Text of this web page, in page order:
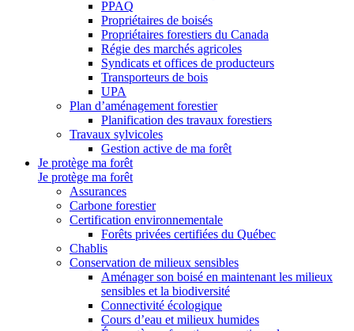
PPAQ
Propriétaires de boisés
Propriétaires forestiers du Canada
Régie des marchés agricoles
Syndicats et offices de producteurs
Transporteurs de bois
UPA
Plan d’aménagement forestier
Planification des travaux forestiers
Travaux sylvicoles
Gestion active de ma forêt
Je protège ma forêt
Je protège ma forêt
Assurances
Carbone forestier
Certification environnementale
Forêts privées certifiées du Québec
Chablis
Conservation de milieux sensibles
Aménager son boisé en maintenant les milieux
sensibles et la biodiversité
Connectivité écologique
Cours d’eau et milieux humides